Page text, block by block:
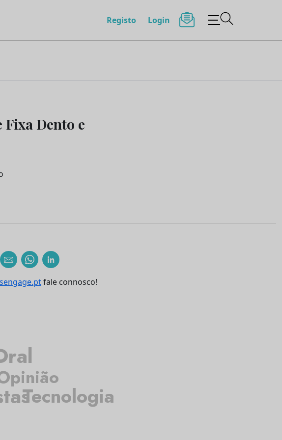
Registo Login
Dento e
fale connosco!
Tecnologia